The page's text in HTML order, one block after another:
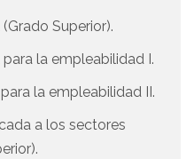
Superior).
la empleabilidad I.
la empleabilidad II.
a los sectores